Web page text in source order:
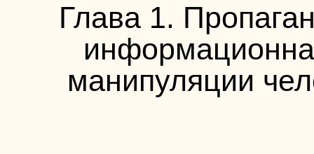
Глава 1.
манипуляции